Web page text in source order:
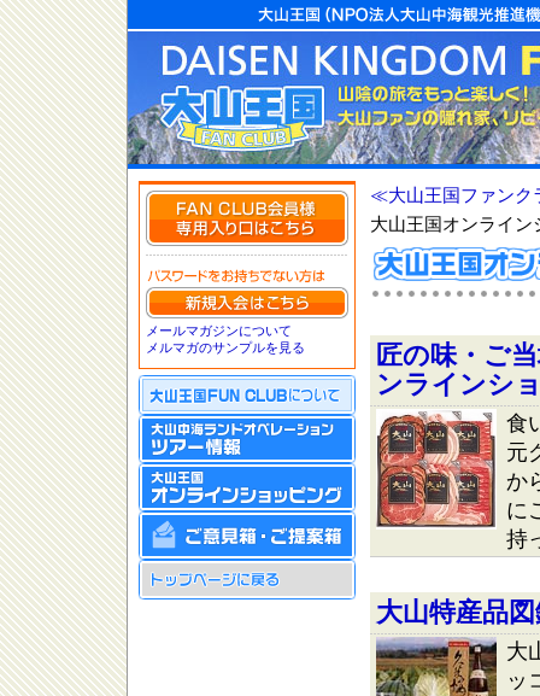
メールマガジンについて
メルマガのサンプルを見る
≪大山王国ファンク
大山王国オンライン
匠の味・ご
ンラインシ
食
元
か
に
持
大山特産品
大
ッ